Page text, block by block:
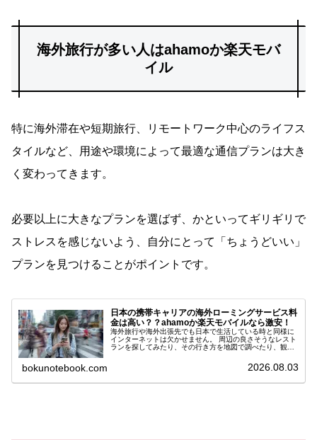
海外旅行が多い人はahamoか楽天モバ
イル
特に海外滞在や短期旅行、リモートワーク中心のライフス
タイルなど、用途や環境によって最適な通信プランは大き
く変わってきます。
必要以上に大きなプランを選ばず、かといってギリギリで
ストレスを感じないよう、自分にとって「ちょうどいい」
プランを見つけることがポイントです。
日本の携帯キャリアの海外ローミングサービス料
金は高い？？ahamoか楽天モバイルなら激安！
海外旅行や海外出張先でも日本で生活している時と同様に
インターネットは欠かせません。 周辺の良さそうなレスト
ランを探してみたり、その行き方を地図で調べたり、観光
しては通信キャリアが提供している「国際ローミング」、
販売されている「現地キャリアSIM」を使う方法など様々
bokunotebook.com 2026.08.03